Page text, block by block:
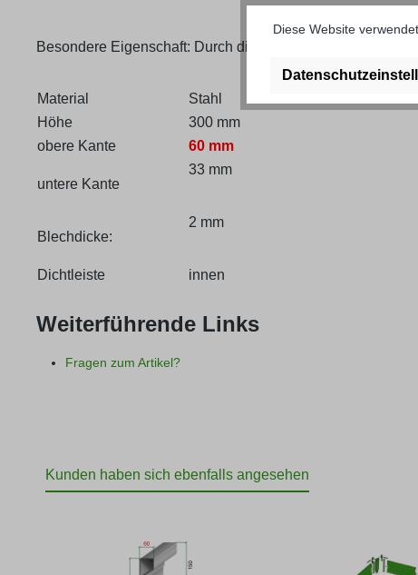
Besondere Eigenschaft: Durch die anprofilierte Dichtleiste
Material
Stahl
Höhe
300 mm
obere Kante
60 mm
untere Kante
33 mm
Blechdicke:
2 mm
Dichtleiste innen
Weiterführende Links
Fragen zum Artikel?
Kunden haben sich ebenfalls angesehen
Diese Website